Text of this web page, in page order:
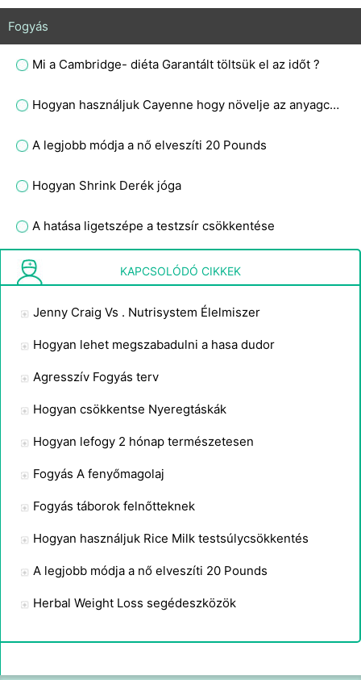
Fogyás
Mi a Cambridge- diéta Garantált töltsük el az időt ?
Hogyan használjuk Cayenne hogy növelje az anyagcserét
A legjobb módja a nő elveszíti 20 Pounds
Hogyan Shrink Derék jóga
A hatása ligetszépe a testzsír csökkentése
Mennyit fogy valaki egy hét gyors böjt alatt?
KAPCSOLÓDÓ CIKKEK
Jenny Craig Vs . Nutrisystem Élelmiszer
Hogyan lehet megszabadulni a hasa dudor
Agresszív Fogyás terv
Hogyan csökkentse Nyeregtáskák
Hogyan lefogy 2 hónap természetesen
Fogyás A fenyőmagolaj
Fogyás táborok felnőtteknek
Hogyan használjuk Rice Milk testsúlycsökkentés
A legjobb módja a nő elveszíti 20 Pounds
Herbal Weight Loss segédeszközök